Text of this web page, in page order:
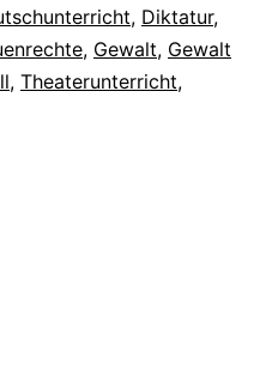
, Diktatur,
, Gewalt, Gewalt
, Theaterunterricht,